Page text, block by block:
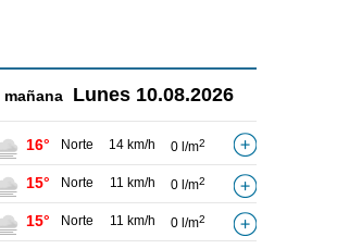
mañana Lunes 10.08.2026
16° Norte 14 km/h 0 l/m2
15° Norte 11 km/h 0 l/m2
15° Norte 11 km/h 0 l/m2